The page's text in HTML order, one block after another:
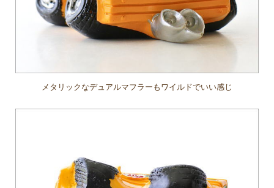
メタリックなデュアルマフラーもワイルドでいい感じ